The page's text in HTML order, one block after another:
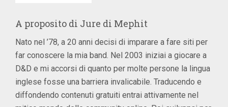
A proposito di Jure di Mephit
Nato nel ’78, a 20 anni decisi di imparare a fare siti per
far conoscere la mia band. Nel 2003 iniziai a giocare a
D&D e mi accorsi di quanto per molte persone la lingua
inglese fosse una barriera invalicabile. Traducendo e
diffondendo contenuti gratuiti entrai attivamente nel